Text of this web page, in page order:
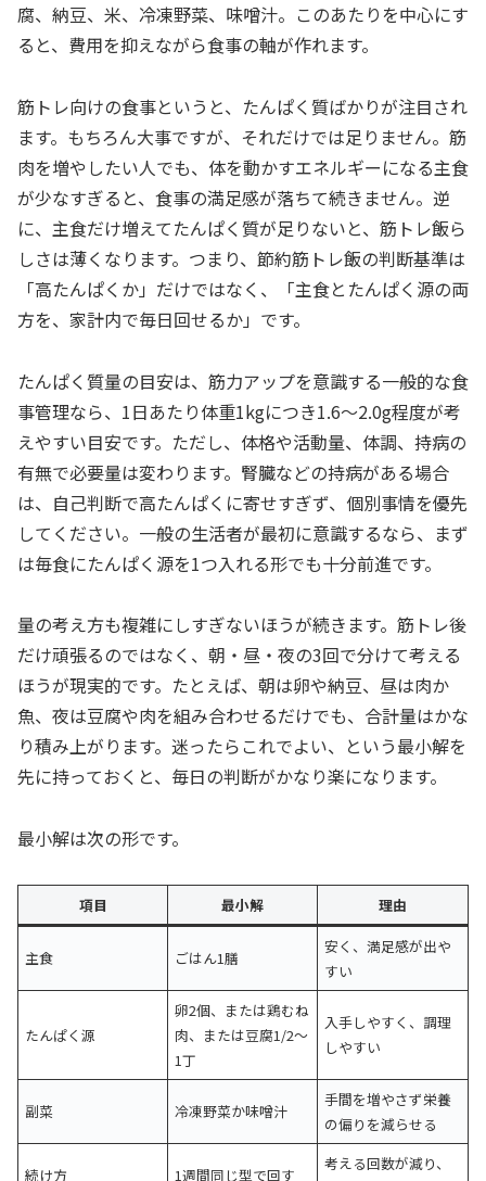
腐、納豆、米、冷凍野菜、味噌汁。このあたりを中心にす
ると、費用を抑えながら食事の軸が作れます。
筋トレ向けの食事というと、たんぱく質ばかりが注目され
ます。もちろん大事ですが、それだけでは足りません。筋
肉を増やしたい人でも、体を動かすエネルギーになる主食
が少なすぎると、食事の満足感が落ちて続きません。逆
に、主食だけ増えてたんぱく質が足りないと、筋トレ飯ら
しさは薄くなります。つまり、節約筋トレ飯の判断基準は
「高たんぱくか」だけではなく、「主食とたんぱく源の両
方を、家計内で毎日回せるか」です。
たんぱく質量の目安は、筋力アップを意識する一般的な食
事管理なら、1日あたり体重1kgにつき1.6〜2.0g程度が考
えやすい目安です。ただし、体格や活動量、体調、持病の
有無で必要量は変わります。腎臓などの持病がある場合
は、自己判断で高たんぱくに寄せすぎず、個別事情を優先
してください。一般の生活者が最初に意識するなら、まず
は毎食にたんぱく源を1つ入れる形でも十分前進です。
量の考え方も複雑にしすぎないほうが続きます。筋トレ後
だけ頑張るのではなく、朝・昼・夜の3回で分けて考える
ほうが現実的です。たとえば、朝は卵や納豆、昼は肉か
魚、夜は豆腐や肉を組み合わせるだけでも、合計量はかな
り積み上がります。迷ったらこれでよい、という最小解を
先に持っておくと、毎日の判断がかなり楽になります。
最小解は次の形です。
項目 最小解 理由
主食 ごはん1膳
安く、満足感が出や
すい
たんぱく源
卵2個、または鶏むね
肉、または豆腐1/2〜
1丁
入手しやすく、調理
しやすい
副菜 冷凍野菜か味噌汁
手間を増やさず栄養
の偏りを減らせる
続け方 1週間同じ型で回す
考える回数が減り、